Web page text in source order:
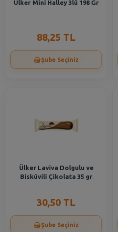
Ülker Mini Halley 3lü 198 Gr
88,25 TL
Şube Seçiniz
Ülker Laviva Dolgulu ve
Bisküvili Çikolata 35 gr
30,50 TL
Şube Seçiniz